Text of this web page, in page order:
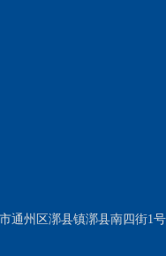
通州区漷县镇漷县南四街1号